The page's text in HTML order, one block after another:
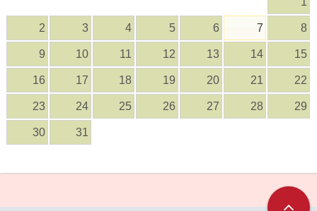
2 3 4 5 6 7 8
9 10 11 12 13 14 15
16 17 18 19 20 21 22
23 24 25 26 27 28 29
30 31